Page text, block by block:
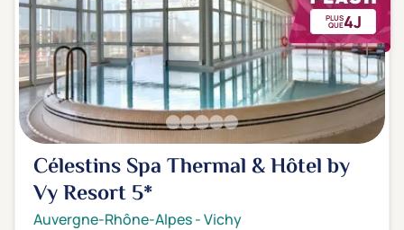
PLUS
QUE4J
Célestins Spa Thermal & Hôtel by
Vy Resort5*
Auvergne-Rhône-Alpes-Vichy